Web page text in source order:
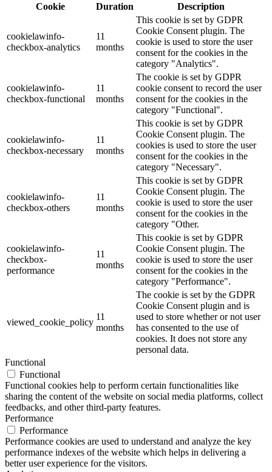
Cookie
Duration Description
cookielawinfo-
checkbox-analytics
11
months
This cookie is set by GDPR
Cookie Consent plugin. The
cookie is used to store the user
consent for the cookies in the
category "Analytics".
cookielawinfo-
checkbox-functional
11
months
The cookie is set by GDPR
cookie consent to record the user
consent for the cookies in the
category "Functional".
cookielawinfo-
checkbox-necessary
11
months
This cookie is set by GDPR
Cookie Consent plugin. The
cookies is used to store the user
consent for the cookies in the
category "Necessary".
cookielawinfo-
checkbox-others
11
months
This cookie is set by GDPR
Cookie Consent plugin. The
cookie is used to store the user
consent for the cookies in the
category "Other.
cookielawinfo-
checkbox-
performance
11
months
This cookie is set by GDPR
Cookie Consent plugin. The
cookie is used to store the user
consent for the cookies in the
category "Performance".
viewed_cookie_policy
11
months
The cookie is set by the GDPR
Cookie Consent plugin and is
used to store whether or not user
has consented to the use of
cookies. It does not store any
personal data.
Functional
Functional
Functional cookies help to perform certain functionalities like
sharing the content of the website on social media platforms, collect
feedbacks, and other third-party features.
Performance
Performance
Performance cookies are used to understand and analyze the key
performance indexes of the website which helps in delivering a
better user experience for the visitors.